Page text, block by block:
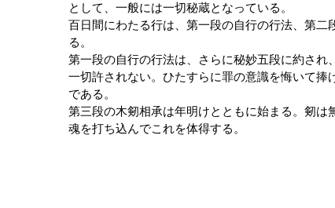
として、一般には一切秘蔵となっている。
百日間にわたる行は、第一段の自行の行法、第
る。
第一段の自行の行法は、さらに秘妙五段に約さ
一切許されない。ひたすらに罪の意識を悔いて
である。
第三段の木剱相承は年明けとともに始まる。剱
魂を打ち込んでこれを体得する。